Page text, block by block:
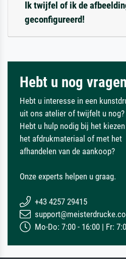
Ik twijfel of ik de
geconfigureerd!
Hebt u nog
Hebt u interesse in een
uit ons atelier of twijfelt u nog?
Hebt u hulp nodig bij het
het afdrukmateriaal of met het
afhandelen van de aankoop?
Onze experts helpen u graag.
+43 4257 29415
Mo-Do: 7:00 - 16:00 | Fr: